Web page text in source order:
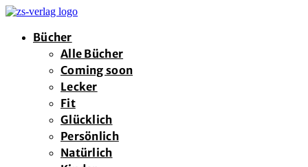
Bücher
Alle Bücher
Coming soon
Lecker
Fit
Glücklich
Persönlich
Natürlich